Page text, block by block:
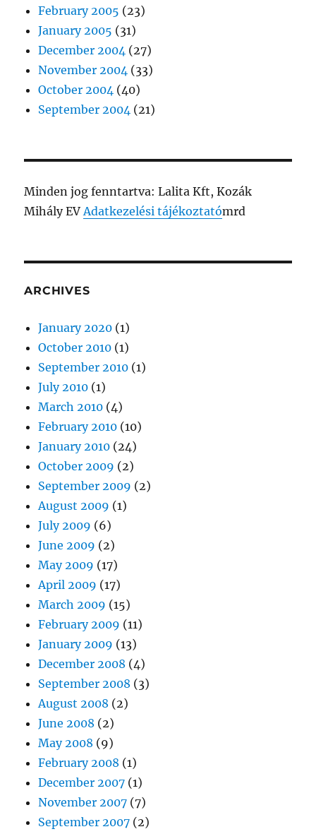
February 2005 (23)
January 2005 (31)
December 2004 (27)
November 2004 (33)
October 2004 (40)
September 2004 (21)
Minden jog fenntartva: Lalita Kft, Kozák
Mihály EVAdatkezelési tájékoztatómrd
ARCHIVES
January 2020 (1)
October 2010 (1)
September 2010 (1)
July 2010 (1)
March 2010 (4)
February 2010 (10)
January 2010 (24)
October 2009 (2)
September 2009 (2)
August 2009 (1)
July 2009 (6)
June 2009 (2)
May 2009 (17)
April 2009 (17)
March 2009 (15)
February 2009 (11)
January 2009 (13)
December 2008 (4)
September 2008 (3)
August 2008 (2)
June 2008 (2)
May 2008 (9)
February 2008 (1)
December 2007 (1)
November 2007 (7)
September 2007 (2)